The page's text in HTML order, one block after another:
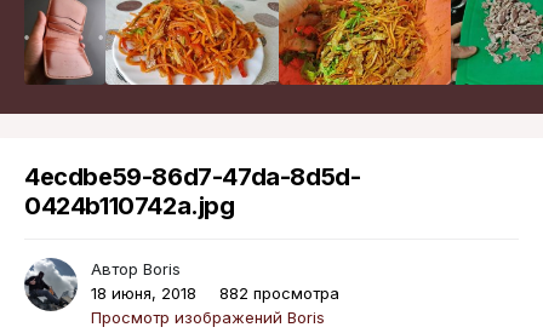
4ecdbe59-86d7-47da-8d5d-
0424b110742a.jpg
Автор Boris
18 июня, 2018
882 просмотра
Просмотр изображений Boris